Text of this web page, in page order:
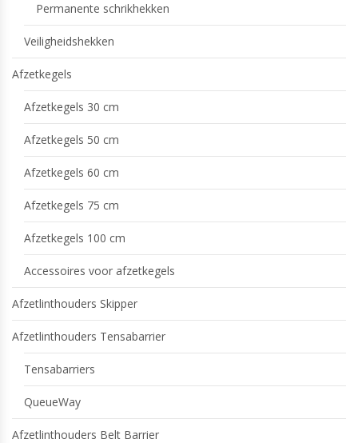
Permanente schrikhekken
Veiligheidshekken
Afzetkegels
Afzetkegels 30 cm
Afzetkegels 50 cm
Afzetkegels 60 cm
Afzetkegels 75 cm
Afzetkegels 100 cm
Accessoires voor afzetkegels
Afzetlinthouders Skipper
Afzetlinthouders Tensabarrier
Tensabarriers
QueueWay
Afzetlinthouders Belt Barrier